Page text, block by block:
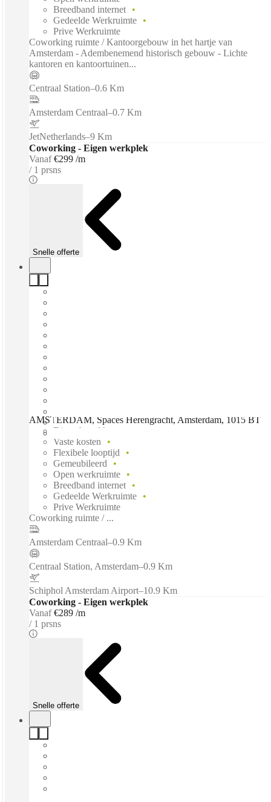
Breedband internet
Gedeelde Werkruimte
Prive Werkruimte
Coworking ruimte / Kantoorgebouw in het hartje van
Amsterdam - Adembenemend historisch gebouw - Lichte
kantoren en kantoortuinen...
Centraal Station–0.6 Km
Amsterdam Centraal–0.7 Km
JetNetherlands–9 Km
Coworking - Eigen werkplek
Vanaf €299 /m
1 prsns
Snelle offerte
AMSTERDAM, Spaces Herengracht, Amsterdam, 1015 BT
Direct betrekken
Vaste kosten
Flexibele looptijd
Gemeubileerd
Open werkruimte
Breedband internet
Gedeelde Werkruimte
Prive Werkruimte
Coworking ruimte / ...
Amsterdam Centraal–0.9 Km
Centraal Station, Amsterdam–0.9 Km
Schiphol Amsterdam Airport–10.9 Km
Coworking - Eigen werkplek
Vanaf €289 /m
1 prsns
Snelle offerte